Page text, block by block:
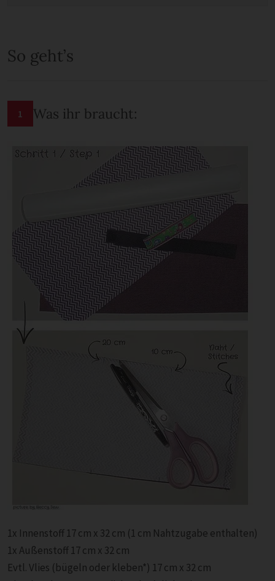
So geht’s
1 Was ihr braucht:
1x Innenstoff 17 cm x 32 cm (1 cm Nahtzugabe enthalten)
1x Außenstoff 17 cm x 32 cm
Evtl. Vlies (bügeln oder kleben*) 17 cm x 32 cm